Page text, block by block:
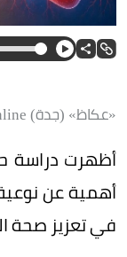
«عكاظ» (جدة) OKAZ_online@
أظهرت دراسة
أهمية عن
في تعزيز صحة